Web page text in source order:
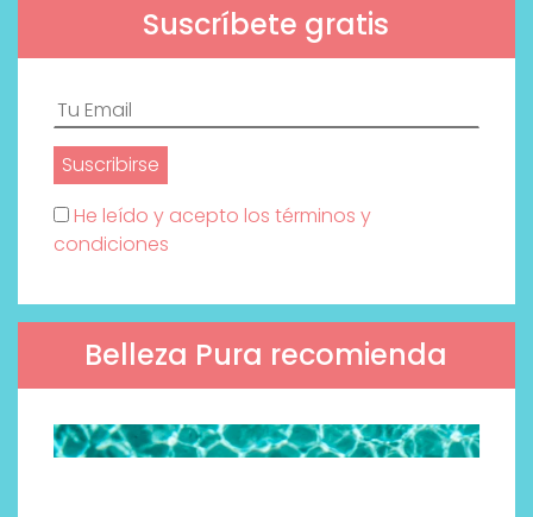
Suscríbete gratis
He leído y acepto los términos y
condiciones
Belleza Pura recomienda